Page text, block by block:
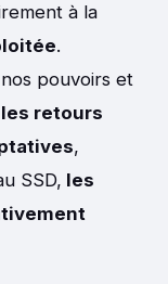
à la
.
pouvoirs et
retours
,
SSD, les